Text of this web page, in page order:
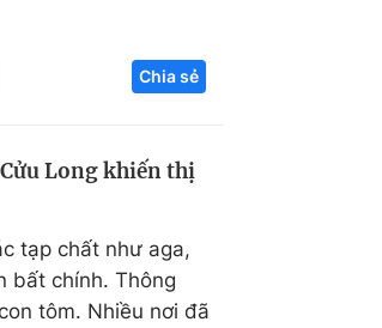
Hitech Công nghệ tương lai
Thị trường
Chia sẻ
Long khiến thị
tạp chất như aga,
bất chính. Thông
tôm. Nhiều nơi đã